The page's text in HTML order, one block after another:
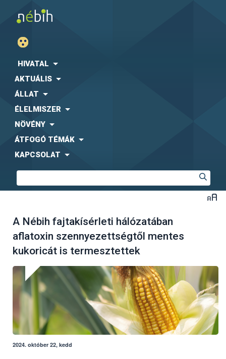
HIVATAL
AKTUÁLIS
ÁLLAT
ÉLELMISZER
NÖVÉNY
ÁTFOGÓ TÉMÁK
KAPCSOLAT
A Nébih fajtakísérleti hálózatában
aflatoxin szennyezettségtől mentes
kukoricát is termesztettek
2024. október 22, kedd